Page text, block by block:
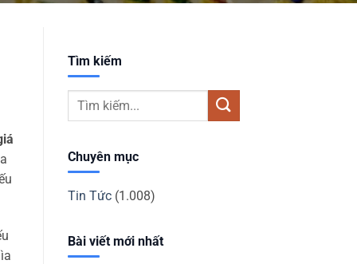
Tìm kiếm
Chuyên mục
Tin Tức(1.008)
Bài viết mới nhất